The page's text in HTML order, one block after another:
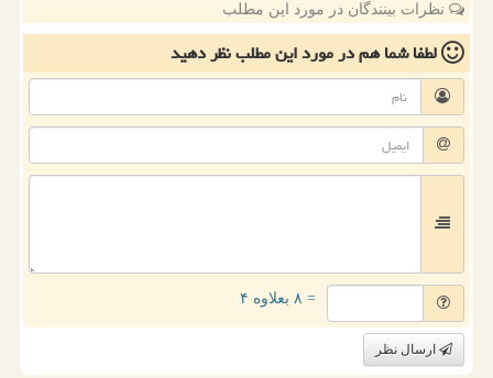
نظرات بینندگان در مورد این مطلب
لطفا شما همدر مورد این مطلبنظر دهید
= ۸ بعلاوه ۴
ارسال نظر